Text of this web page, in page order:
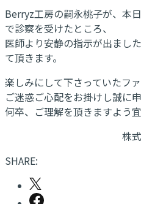
Berryz工房の嗣永桃子が、本
で診察を受けたところ、
医師より安静の指示が出まし
て頂きます。
楽しみにして下さっていたフ
ご迷惑ご心配をお掛けし誠に
何卒、ご理解を頂きますよう
株
SHARE: